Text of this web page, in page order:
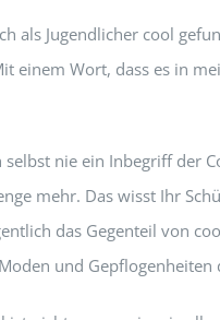
als Jugendlicher cool
einem Wort, dass es in
nie ein Inbegriff der
mehr. Das wisst Ihr
das Gegenteil von
und